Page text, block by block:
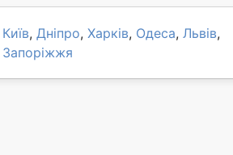
Київ, Дніпро, Харків, Одеса, Львів,
Запоріжжя